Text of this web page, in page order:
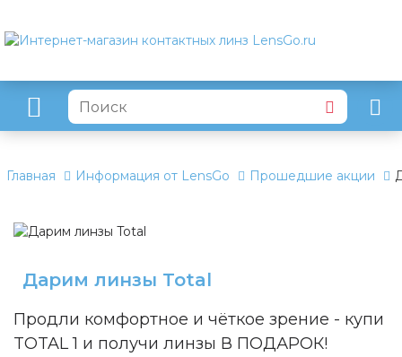
Главная Информация от LensGo Прошедшие акции
Дарим линзы Total
Продли комфортное и чёткое зрение - купи
TOTAL 1 и получи линзы В ПОДАРОК!